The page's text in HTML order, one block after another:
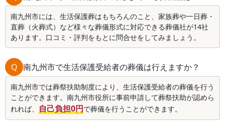
南九州市には、生活保護葬はもちろんのこと、家族葬や一日葬・
直葬（火葬式）など様々な葬儀形式に対応できる葬儀社が14社
あります。口コミ・評判をもとに問合せをしてみましょう。
Q 南九州市で生活保護受給者の葬儀は行えますか？
南九州市では葬祭扶助制度により、生活保護受給者の葬儀を行う
ことができます。南九州市役所に事前申請して葬祭扶助が認めら
れれば、
自己負担0円で葬儀を行うことができます。